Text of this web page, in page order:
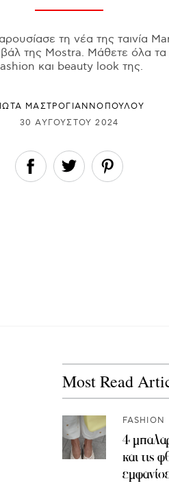
τη νέα της ταινία
της Mostra. Μάθετε όλα τα
και beauty look της.
ΜΑΣΤΡΟΓΙΑΝΝΟΠΟΥΛΟΥ
30 ΑΥΓΟΎΣΤΟΥ 2024
Most Read
FASHION
4
και τις